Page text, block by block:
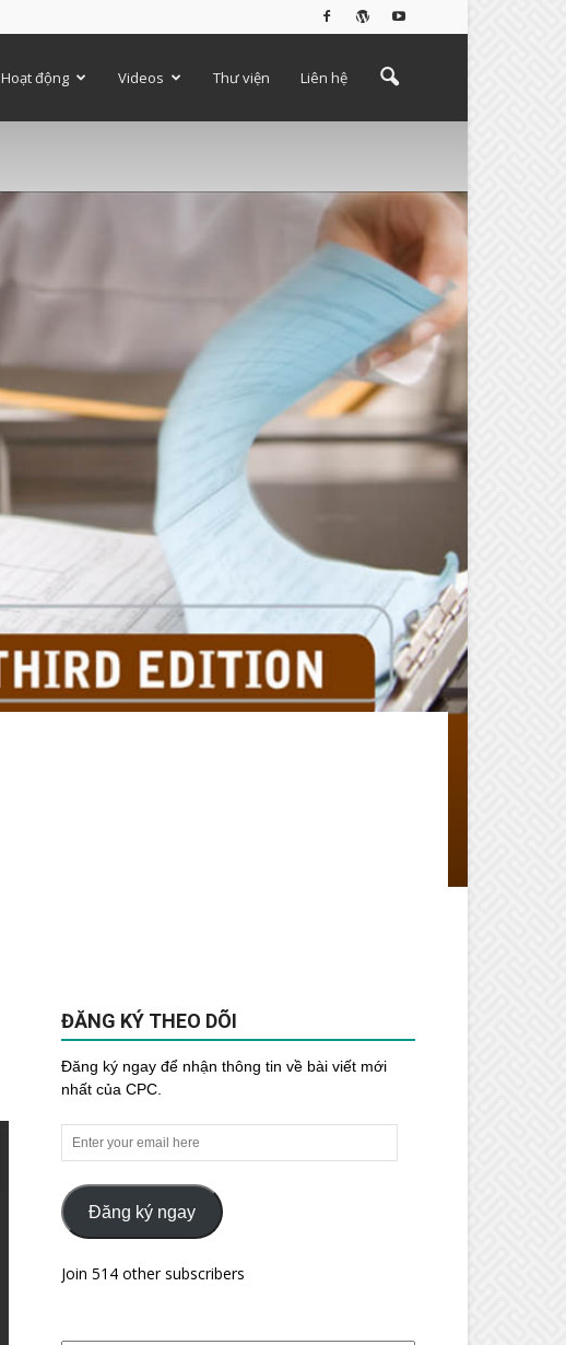
Hoạt động Videos Thư viện Liên hệ
ĐĂNG KÝ THEO DÕI
Đăng ký ngay để nhận thông tin về bài viết mới
nhất của CPC.
Enter
your
hereĐăng ký ngay
Join 514 other subscribers